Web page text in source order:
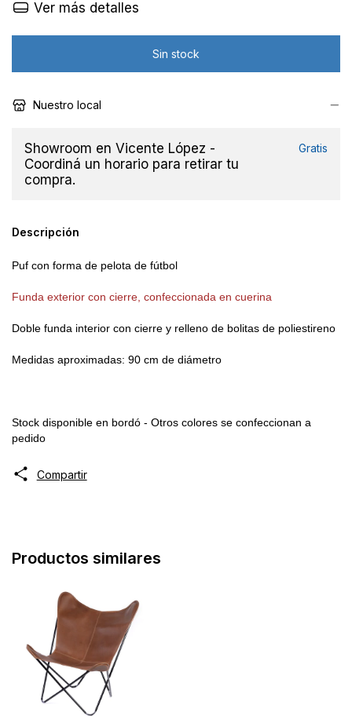
Ver más detalles
Nuestro local
Showroom en Vicente López -
Coordiná un horario para retirar tu
compra.
Gratis
Descripción
Puf con forma de pelota de fútbol
Funda exterior con cierre, confeccionada en cuerina
Doble funda interior con cierre y relleno de bolitas de poliestireno
Medidas aproximadas: 90 cm de diámetro
Stock disponible en bordó - Otros colores se confeccionan a
pedido
Compartir
Productos similares